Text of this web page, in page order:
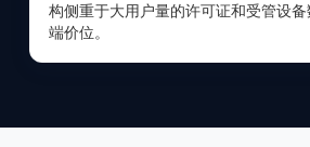
构侧重于大用户量的许可证和受管设
端价位。